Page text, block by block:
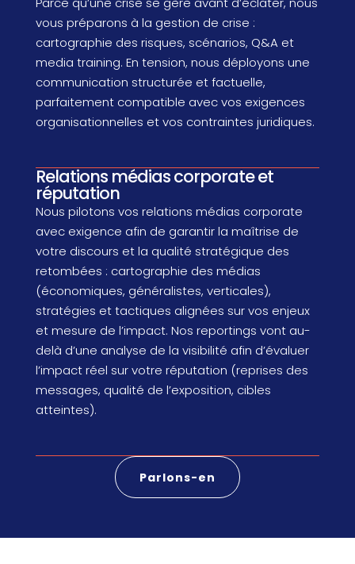
vous préparons à la gestion de crise :
cartographie des risques, scénarios, Q&A et
media training. En tension, nous déployons une
communication structurée et factuelle,
parfaitement compatible avec vos exigences
organisationnelles et vos contraintes juridiques.
Relations médias corporate et
réputation
Nous pilotons vos relations médias corporate
avec exigence afin de garantir la maîtrise de
votre discours et la qualité stratégique des
retombées : cartographie des médias
(économiques, généralistes, verticales),
stratégies et tactiques alignées sur vos enjeux
et mesure de l’impact. Nos reportings vont au-
delà d’une analyse de la visibilité afin d’évaluer
l’impact réel sur votre réputation (reprises des
messages, qualité de l’exposition, cibles
atteintes).
Parlons-en